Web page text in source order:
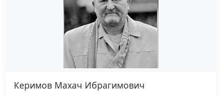
Керимов Махач Ибрагимович